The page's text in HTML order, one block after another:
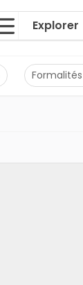
Explorer